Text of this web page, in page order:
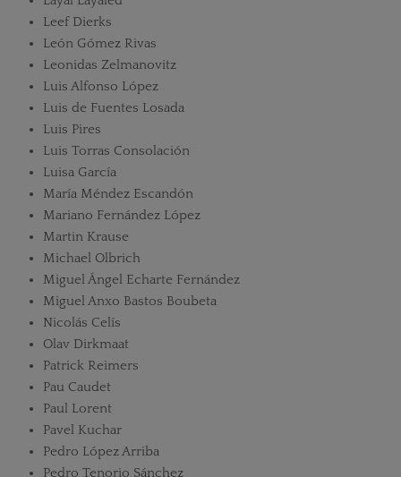
Leef Dierks
León Gómez Rivas
Leonidas Zelmanovitz
Luis Alfonso López
Luis de Fuentes Losada
Luis Pires
Luis Torras Consolación
Luisa García
María Méndez Escandón
Mariano Fernández López
Martin Krause
Michael Olbrich
Miguel Ángel Echarte Fernández
Miguel Anxo Bastos Boubeta
Nicolás Celís
Olav Dirkmaat
Patrick Reimers
Pau Caudet
Paul Lorent
Pavel Kuchar
Pedro López Arriba
Pedro Tenorio Sánchez